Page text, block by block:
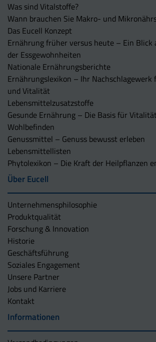
Was sind Vitalstoffe?
Wann brauchen Sie Makro- und
Das Eucell Konzept
Ernährung früher versus heute – Ein Blick
der Essgewohnheiten
Nationale Ernährungsberichte
Ernährungslexikon – Ihr Nachschlagewerk
und Vitalität
Lebensmittelzusatzstoffe
Gesunde Ernährung – Die Basis für
Wohlbefinden
Genussmittel – Genuss bewusst erleben
Lebensmittellisten
Phytolexikon – Die Kraft der Heilpflanzen
Über Eucell
Unternehmens­philosophie
Produktqualität
Forschung & Innovation
Historie
Geschäftsführung
Soziales Engagement
Unsere Partner
Jobs und Karriere
Kontakt
Informationen